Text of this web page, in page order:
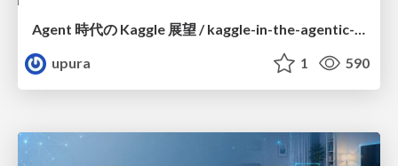
Agent 時代の Kaggle 展望 / kaggle-in-the-agentic-era
upura
1 590